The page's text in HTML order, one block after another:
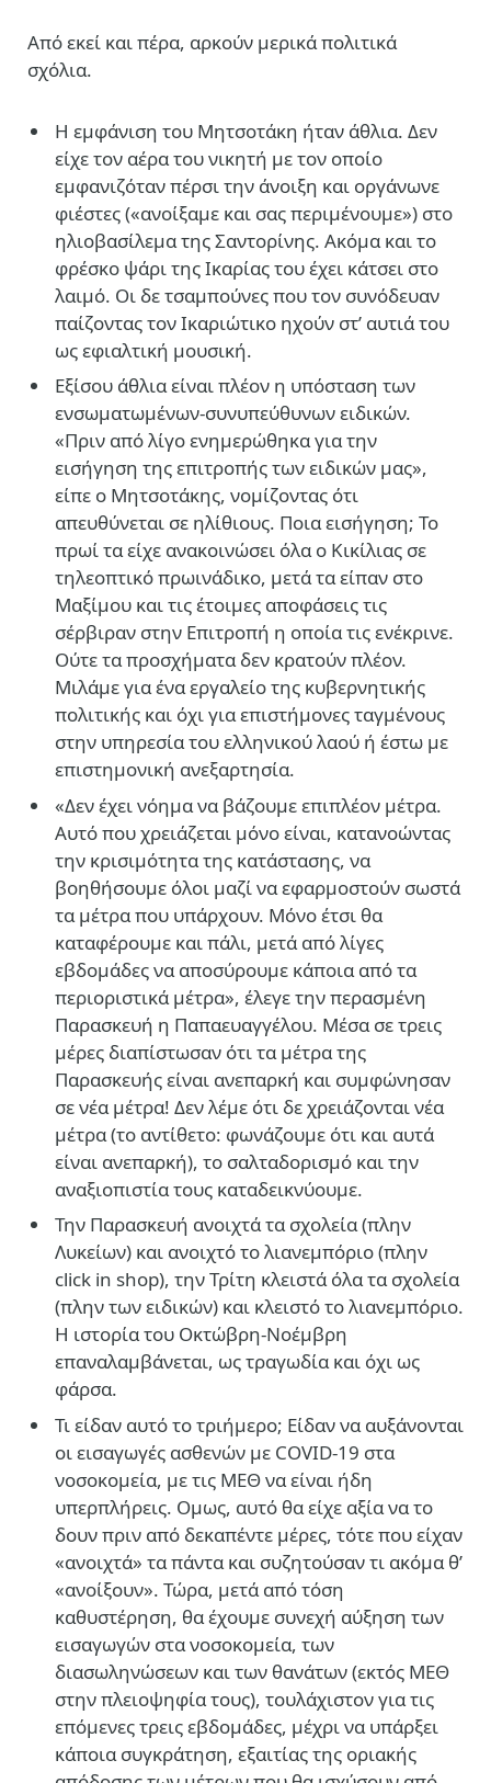
Από εκεί και πέρα, αρκούν μερικά πολιτικά
σχόλια.
Η εμφάνιση του Μητσοτάκη ήταν άθλια. Δεν
είχε τον αέρα του νικητή με τον οποίο
εμφανιζόταν πέρσι την άνοιξη και οργάνωνε
φιέστες («ανοίξαμε και σας περιμένουμε») στο
ηλιοβασίλεμα της Σαντορίνης. Ακόμα και το
φρέσκο ψάρι της Ικαρίας του έχει κάτσει στο
λαιμό. Οι δε τσαμπούνες που τον συνόδευαν
παίζοντας τον Ικαριώτικο ηχούν στ’ αυτιά του
ως εφιαλτική μουσική.
Εξίσου άθλια είναι πλέον η υπόσταση των
ενσωματωμένων-συνυπεύθυνων ειδικών.
«Πριν από λίγο ενημερώθηκα για την
εισήγηση της επιτροπής των ειδικών μας»,
είπε ο Μητσοτάκης, νομίζοντας ότι
απευθύνεται σε ηλίθιους. Ποια εισήγηση; Το
πρωί τα είχε ανακοινώσει όλα ο Κικίλιας σε
τηλεοπτικό πρωινάδικο, μετά τα είπαν στο
Μαξίμου και τις έτοιμες αποφάσεις τις
σέρβιραν στην Επιτροπή η οποία τις ενέκρινε.
Ούτε τα προσχήματα δεν κρατούν πλέον.
Μιλάμε για ένα εργαλείο της κυβερνητικής
πολιτικής και όχι για επιστήμονες ταγμένους
στην υπηρεσία του ελληνικού λαού ή έστω με
επιστημονική ανεξαρτησία.
«Δεν έχει νόημα να βάζουμε επιπλέον μέτρα.
Αυτό που χρειάζεται μόνο είναι, κατανοώντας
την κρισιμότητα της κατάστασης, να
βοηθήσουμε όλοι μαζί να εφαρμοστούν σωστά
τα μέτρα που υπάρχουν. Μόνο έτσι θα
καταφέρουμε και πάλι, μετά από λίγες
εβδομάδες να αποσύρουμε κάποια από τα
περιοριστικά μέτρα», έλεγε την περασμένη
Παρασκευή η Παπαευαγγέλου. Μέσα σε τρεις
μέρες διαπίστωσαν ότι τα μέτρα της
Παρασκευής είναι ανεπαρκή και συμφώνησαν
σε νέα μέτρα! Δεν λέμε ότι δε χρειάζονται νέα
μέτρα (το αντίθετο: φωνάζουμε ότι και αυτά
είναι ανεπαρκή), το σαλταδορισμό και την
αναξιοπιστία τους καταδεικνύουμε.
Την Παρασκευή ανοιχτά τα σχολεία (πλην
Λυκείων) και ανοιχτό το λιανεμπόριο (πλην
click in shop), την Τρίτη κλειστά όλα τα σχολεία
(πλην των ειδικών) και κλειστό το λιανεμπόριο.
Η ιστορία του Οκτώβρη-Νοέμβρη
επαναλαμβάνεται, ως τραγωδία και όχι ως
φάρσα.
Τι είδαν αυτό το τριήμερο; Είδαν να αυξάνονται
οι εισαγωγές ασθενών με COVID-19 στα
νοσοκομεία, με τις ΜΕΘ να είναι ήδη
υπερπλήρεις. Ομως, αυτό θα είχε αξία να το
δουν πριν από δεκαπέντε μέρες, τότε που είχαν
«ανοιχτά» τα πάντα και συζητούσαν τι ακόμα θ’
«ανοίξουν». Τώρα, μετά από τόση
καθυστέρηση, θα έχουμε συνεχή αύξηση των
εισαγωγών στα νοσοκομεία, των
διασωληνώσεων και των θανάτων (εκτός ΜΕΘ
στην πλειοψηφία τους), τουλάχιστον για τις
επόμενες τρεις εβδομάδες, μέχρι να υπάρξει
κάποια συγκράτηση, εξαιτίας της οριακής